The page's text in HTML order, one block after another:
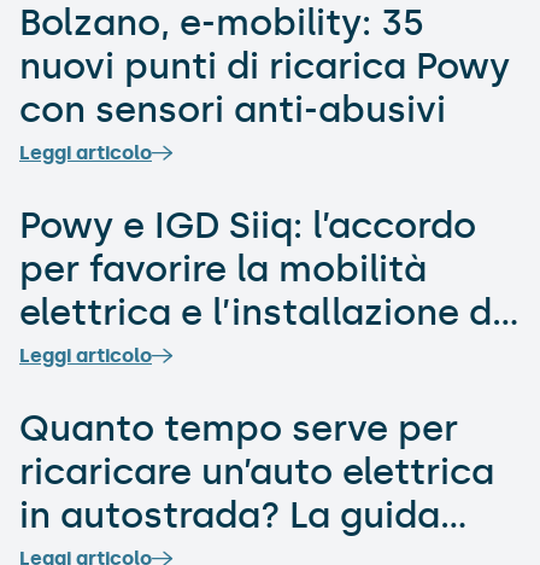
Bolzano, e-mobility: 35
nuovi punti di ricarica Powy
con sensori anti-abusivi
Leggi articolo
Powy e IGD Siiq: l’accordo
per favorire la mobilità
elettrica e l’installazione di
stazioni di ricarica in alcuni
Leggi articolo
Quanto tempo serve per
ricaricare un’auto elettrica
in autostrada? La guida
Leggi articolo